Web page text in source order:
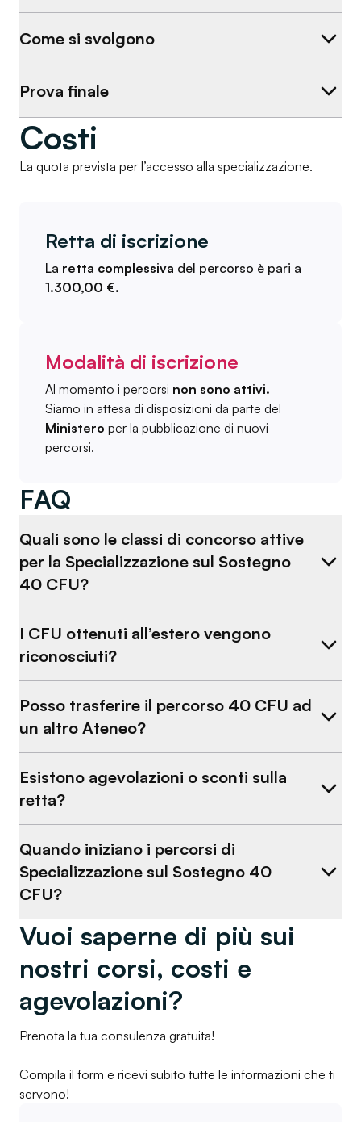
Come si svolgono
Prova finale
Costi
La quota prevista per l’accesso alla specializzazione.
Retta di iscrizione
La retta complessiva del percorso è pari a
1.300,00 €.
Modalità di iscrizione
Al momento i percorsi non sono attivi.
Siamo in attesa di disposizioni da parte del
Ministero per la pubblicazione di nuovi
percorsi.
FAQ
Quali sono le classi di concorso attive
per la Specializzazione sul Sostegno
40 CFU?
I CFU ottenuti all’estero vengono
riconosciuti?
Posso trasferire il percorso 40 CFU ad
un altro Ateneo?
Esistono agevolazioni o sconti sulla
retta?
Quando iniziano i percorsi di
Specializzazione sul Sostegno 40
CFU?
Vuoi saperne di più sui
nostri corsi, costi e
agevolazioni?
Prenota la tua consulenza gratuita!
Compila il form e ricevi subito tutte le informazioni che ti
servono!